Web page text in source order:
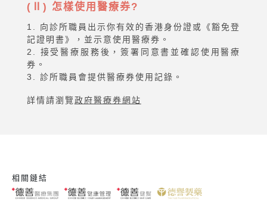
(Ⅱ) 怎樣使用醫療券?
1. 向診所職員出示你有效的香港身份證或《豁免登
記證明書》，並示意使用醫療券。
2. 接受醫療服務後，簽署同意書並確認使用醫療
券。
3. 診所職員會提供醫療券使用記錄。
詳情請瀏覽政府醫療券網站
相關鏈結